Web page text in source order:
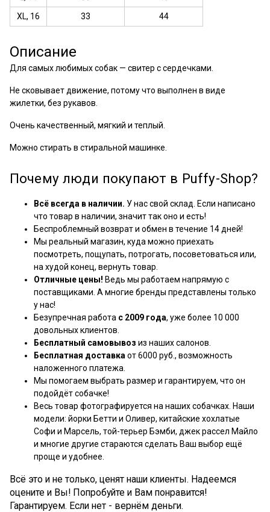
XL, 16
33 44
Описание
Для самых любимых собак — свитер с сердечками.
Не сковывает движение, потому что выполнен в виде
жилетки, без рукавов.
Очень качественный, мягкий и теплый.
Можно стирать в стиральной машинке.
Почему люди покупают в Puffy-Shop?
Всё всегда в наличии. У нас свой склад. Если написано
что товар в наличии, значит так оно и есть!
Беспроблемный возврат и обмен в течение 14 дней!
Мы реальный магазин, куда можно приехать
посмотреть, пощупать, потрогать, посоветоваться или,
на худой конец, вернуть товар.
Отличные цены! Ведь мы работаем напрямую с
поставщиками. А многие бренды представлены только
у нас!
Безупречная работа с 2009 года, уже более 10 000
довольных клиентов.
Бесплатный самовывоз из наших салонов.
Бесплатная доставка от 6000 руб., возможность
наложенного платежа.
Мы помогаем выбрать размер и гарантируем, что он
подойдёт собачке!
Весь товар фотографируется на наших собачках. Наши
модели: йорки Бетти и Оливер, китайские хохлатые
Софи и Марсель, той-терьер Бэмби, джек рассел Майло
и многие другие стараются сделать Ваш выбор ещё
проще и удобнее.
Всё это и не только, ценят наши клиенты. Надеемся
оцените и Вы! Попробуйте и Вам понравится!
Гарантируем. Если нет - вернём деньги.